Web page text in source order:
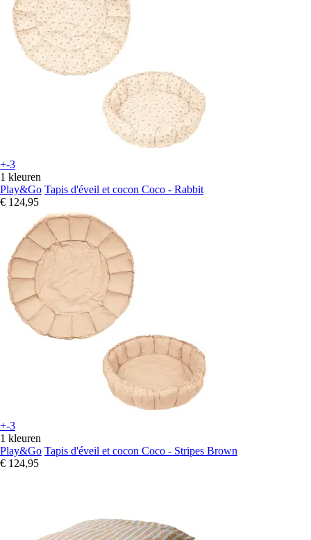
+-3
1 kleuren
Play&Go Tapis d'éveil et cocon Coco - Rabbit
€ 124,95
+-3
1 kleuren
Play&Go Tapis d'éveil et cocon Coco - Stripes Brown
€ 124,95